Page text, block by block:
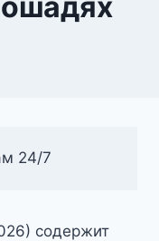
24/7
содержит